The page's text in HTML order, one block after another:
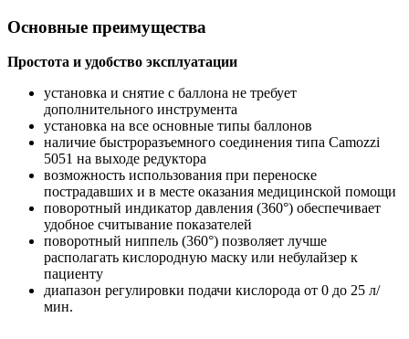
Основные преимущества
Простота и удобство эксплуатации
установка и снятие с баллона не требует
дополнительного инструмента
установка на все основные типы баллонов
наличие быстроразъемного соединения типа Camozzi
5051 на выходе редуктора
возможность использования при переноске
пострадавших и в месте оказания медицинской помощи
поворотный индикатор давления (360°) обеспечивает
удобное считывание показателей
поворотный ниппель (360°) позволяет лучше
располагать кислородную маску или небулайзер к
пациенту
диапазон регулировки подачи кислорода от 0 до 25 л/
мин.